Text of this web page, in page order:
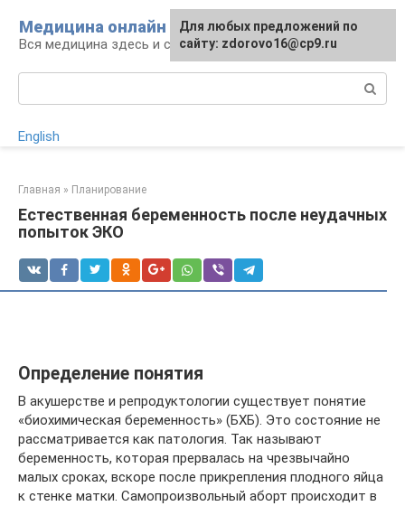
контенту
Медицина онлайн
Вся медицина здесь и сейчас
English
Главная » Планирование
Естественная беременность после неудачных
попыток ЭКО
Определение понятия
В акушерстве и репродуктологии существует понятие
«биохимическая беременность» (БХБ). Это состояние не
рассматривается как патология. Так называют
беременность, которая прервалась на чрезвычайно
малых сроках, вскоре после прикрепления плодного яйца
к стенке матки. Самопроизвольный аборт происходит в
Для любых предложений по
сайту: zdorovo16@cp9.ru